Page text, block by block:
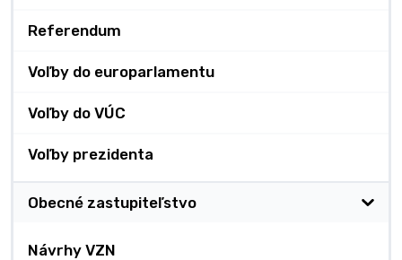
Referendum
Voľby do europarlamentu
Voľby do VÚC
Voľby prezidenta
Obecné zastupiteľstvo
Návrhy VZN